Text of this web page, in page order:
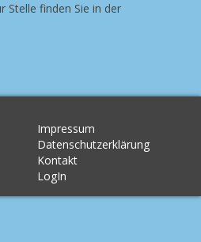
Stelle finden Sie in der
Impressum
Datenschutzerklärung
Kontakt
LogIn